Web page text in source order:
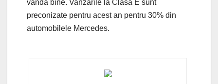
vanda bine. Vanzarile la Clasa E sunt
preconizate pentru acest an pentru 30% din
automobilele Mercedes.